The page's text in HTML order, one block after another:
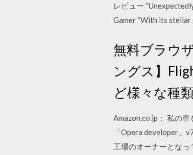
レビュー
Gamer “With its stellar
無料ブラウ
ングス】
ど様々な種
Amazon.co.jp： 私の
「Opera developer」
工場のオーナーとな